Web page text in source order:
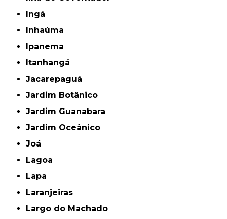
Ingá
Inhaúma
Ipanema
Itanhangá
Jacarepaguá
Jardim Botânico
Jardim Guanabara
Jardim Oceânico
Joá
Lagoa
Lapa
Laranjeiras
Largo do Machado